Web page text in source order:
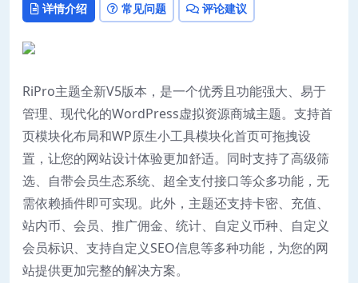
详情介绍 常见问题 评论建议
RiPro主题全新V5版本，是一个优秀且功能强大、易于
管理、现代化的WordPress虚拟资源商城主题。支持首
页模块化布局和WP原生小工具模块化首页可拖拽设
置，让您的网站设计体验更加舒适。同时支持了高级筛
选、自带会员生态系统、超全支付接口等众多功能，无
需依赖插件即可实现。此外，主题还支持卡密、充值、
站内币、会员、推广佣金、统计、自定义币种、自定义
会员标识、支持自定义SEO信息等多种功能，为您的网
站提供更加完整的解决方案。